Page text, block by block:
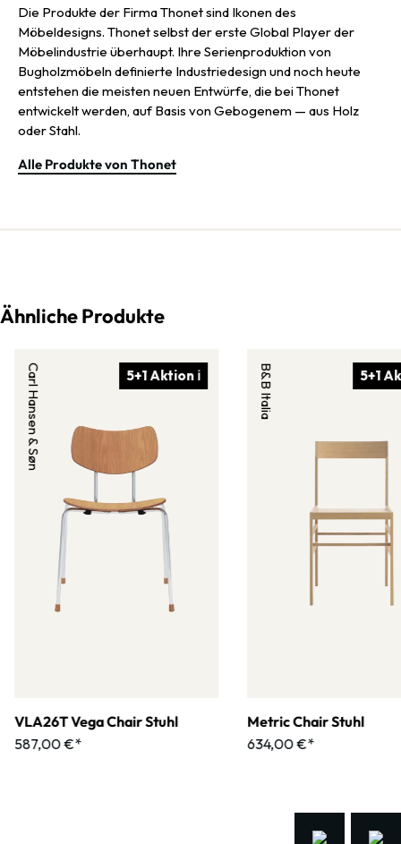
eingerichteten Privatumgebungen, und dank der angepassten
Maße und Materialien sind sie so bequem wie nie zuvor.
Die Produkte der Firma Thonet sind Ikonen des
Möbeldesigns. Thonet selbst der erste Global Player der
Möbelindustrie überhaupt. Ihre Serienproduktion von
Bugholzmöbeln definierte Industriedesign und noch heute
entstehen die meisten neuen Entwürfe, die bei Thonet
entwickelt werden, auf Basis von Gebogenem — aus Holz
oder Stahl.
Alle Produkte von Thonet
Ähnliche Produkte
5+1 Aktion ℹ
Carl Hansen & Søn
VLA26T Vega Chair Stuhl
587,00 €*
5+1
B&B Italia
Metric Chair Stuhl
634,00 €*